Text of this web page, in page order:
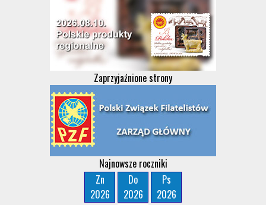
Zaprzyjaźnione strony
Najnowsze roczniki
Zn
2026
Do
2026
Ps
2026